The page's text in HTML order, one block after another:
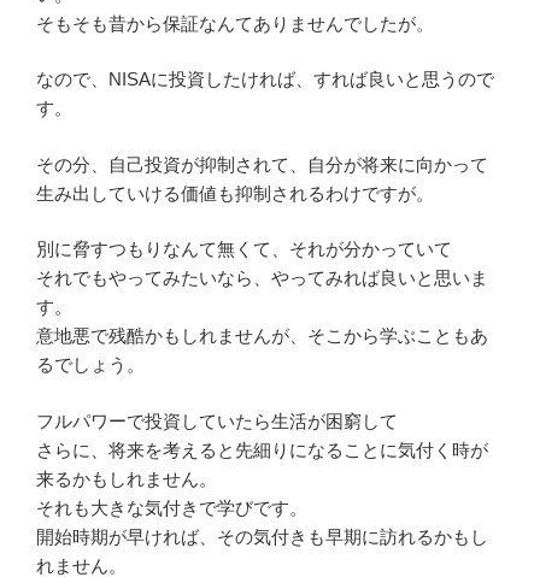
そもそも昔から保証なんてありませんでしたが。
なので、NISAに投資したければ、すれば良いと思うので
す。
その分、自己投資が抑制されて、自分が将来に向かって
生み出していける価値も抑制されるわけですが。
別に脅すつもりなんて無くて、それが分かっていて
それでもやってみたいなら、やってみれば良いと思いま
す。
意地悪で残酷かもしれませんが、そこから学ぶこともあ
るでしょう。
フルパワーで投資していたら生活が困窮して
さらに、将来を考えると先細りになることに気付く時が
来るかもしれません。
それも大きな気付きで学びです。
開始時期が早ければ、その気付きも早期に訪れるかもし
れません。